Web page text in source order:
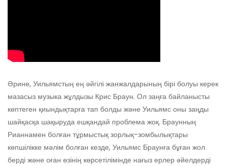
Әрине, Уильямстың ең әйгілі жанжалдарының бірі болуы керек
мазасыз музыка жұлдызы Крис Браун. Ол заңға байланысты
көптеген қиындықтарға тап болды және Уильямс оны заңды
шайқасқа шақыруда ешқандай проблема жоқ. Браунның
Рианнамен болған тұрмыстық зорлық-зомбылықтары
көпшілікке мәлім болған кезде, Уильямс Браунға бұған жол
берді және оған өзінің көрсетілімінде нағыз ерлер әйелдерді